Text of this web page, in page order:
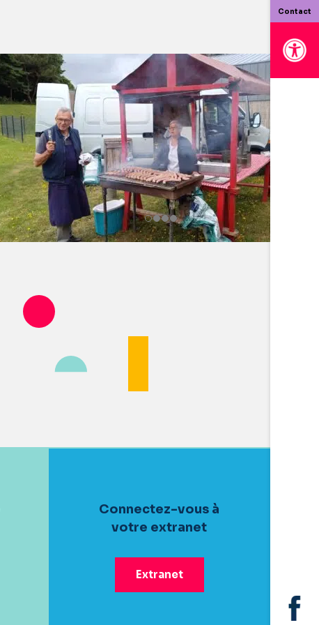
Contact
Connectez-vous à
votre extranet
Extranet